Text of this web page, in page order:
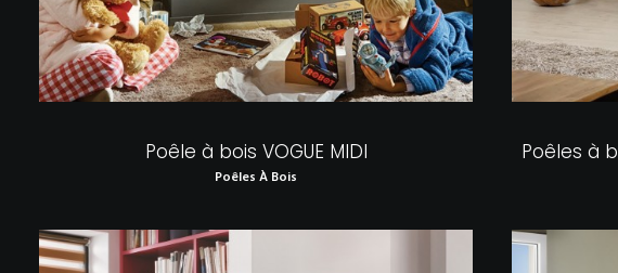
Poêle à bois VOGUE MIDI
Poêles À Bois
Poêles à